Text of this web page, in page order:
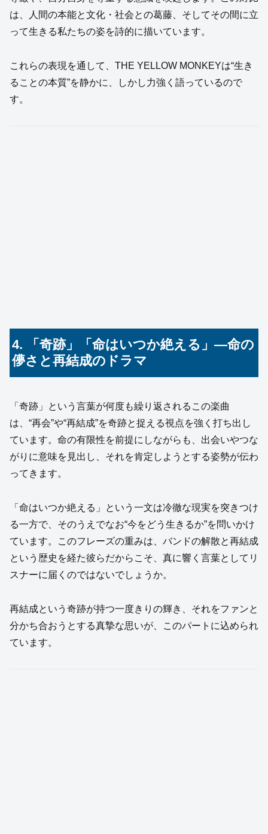
は、人間の本能と文化・社会との葛藤、そしてその間に立
って生きる私たちの姿を詩的に描いています。
これらの表現を通して、THE YELLOW MONKEYは“生き
ることの本質”を静かに、しかし力強く語っているので
す。
4. 「奇跡」「命はいつか絶える」―命の
儚さと再結成のドラマ
「奇跡」という言葉が何度も繰り返されるこの楽曲
は、“再会”や“再結成”を奇跡と捉える視点を強く打ち出し
ています。命の有限性を前提にしながらも、出会いやつな
がりに意味を見出し、それを肯定しようとする姿勢が伝わ
ってきます。
「命はいつか絶える」という一文は冷徹な現実を突きつけ
る一方で、そのうえでなお“今をどう生きるか”を問いかけ
ています。このフレーズの重みは、バンドの解散と再結成
という歴史を経た彼らだからこそ、真に響く言葉としてリ
スナーに届くのではないでしょうか。
再結成という奇跡が持つ一度きりの輝き、それをファンと
分かち合おうとする真摯な思いが、このパートに込められ
ています。